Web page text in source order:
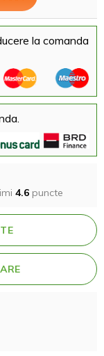
la comanda
4.6 puncte